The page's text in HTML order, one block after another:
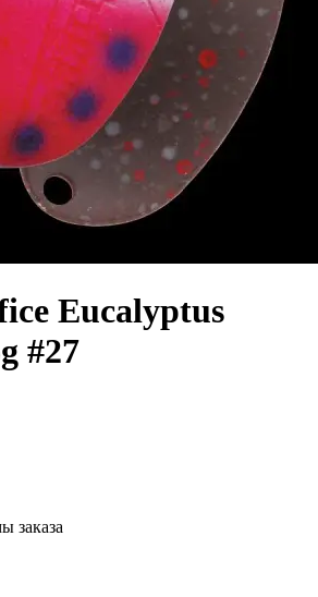
Eucalyptus
#27
заказа